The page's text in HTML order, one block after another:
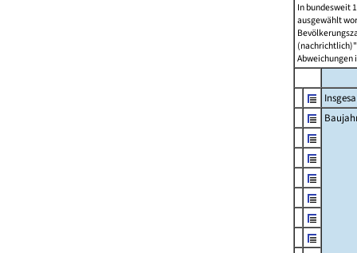
In bundesweit
ausgewählt
Abweichungen